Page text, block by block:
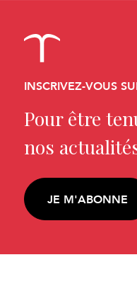
INSCRIVEZ-VOUS
Pour être
nos
JE M'ABONNE